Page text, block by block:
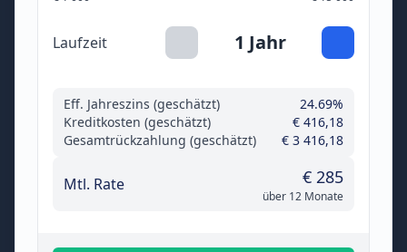
Laufzeit 1 Jahr
Eff. Jahreszins (geschätzt)
24.69%
Kreditkosten (geschätzt)
€ 416,18
Gesamtrückzahlung (geschätzt)
€ 3 416,18
Mtl. Rate € 285
über 12 Monate